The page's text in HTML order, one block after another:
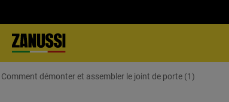
Comment démonter et assembler le joint de porte (1)